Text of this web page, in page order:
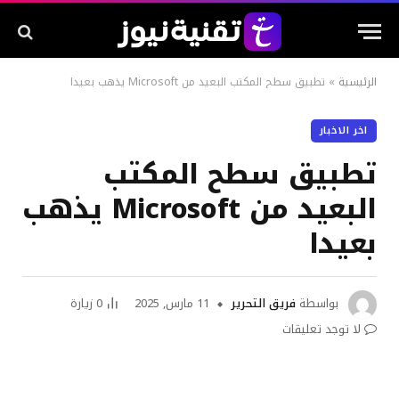
الرئيسية » تطبيق سطح المكتب البعيد من Microsoft يذهب بعيدا
اخر الاخبار
تطبيق سطح المكتب
البعيد من Microsoft يذهب
بعيدا
بواسطة فريق التحرير 11 مارس, 2025 0زيارة
لا توجد تعليقات